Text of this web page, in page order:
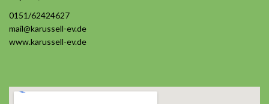
0151/62424627
mail@karussell-ev.de
www.karussell-ev.de